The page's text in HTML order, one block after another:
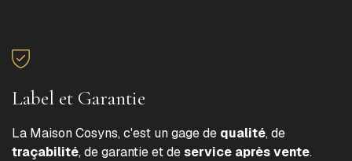
Label et Garantie
La Maison Cosyns, c'est un gage de qualité, de
traçabilité, de garantie et deservice après vente.